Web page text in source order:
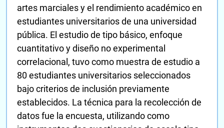
artes marciales y el rendimiento académico en
estudiantes universitarios de una universidad
pública. El estudio de tipo básico, enfoque
cuantitativo y diseño no experimental
correlacional, tuvo como muestra de estudio a
80 estudiantes universitarios seleccionados
bajo criterios de inclusión previamente
establecidos. La técnica para la recolección de
datos fue la encuesta, utilizando como